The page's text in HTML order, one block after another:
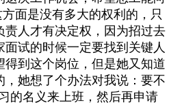
面是没有多大的权利的，只
责人才有决定权，因为招过去
试的时候一定要找到关键人
到这个岗位，但是她又知道
她想了个办法对我说：要不
的名义来上班，然后再申请